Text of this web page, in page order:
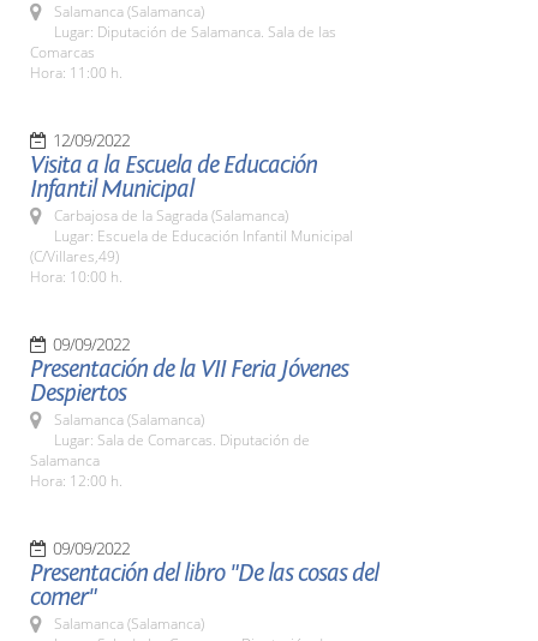
Salamanca (Salamanca)
Lugar: Diputación de Salamanca. Sala de las
Comarcas
Hora: 11:00 h.
12/09/2022
Visita a la Escuela de Educación
Infantil Municipal
Carbajosa de la Sagrada (Salamanca)
Lugar: Escuela de Educación Infantil Municipal
(C/Villares,49)
Hora: 10:00 h.
09/09/2022
Presentación de la VII Feria Jóvenes
Despiertos
Salamanca (Salamanca)
Lugar: Sala de Comarcas. Diputación de
Salamanca
Hora: 12:00 h.
09/09/2022
Presentación del libro "De las cosas del
comer"
Salamanca (Salamanca)